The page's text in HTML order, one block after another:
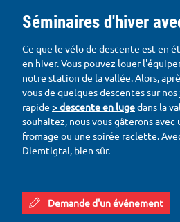
Séminaires d'hiver
Ce que le vélo de descente est en
en hiver. Vous pouvez louer
notre station de la vallée. Alors,
vous de quelques descentes sur nos
rapide > descente en lugedans la
souhaitez, nous vous gâterons
fromage ou une soirée raclette.
Diemtigtal, bien sûr.
Demande d'un événement